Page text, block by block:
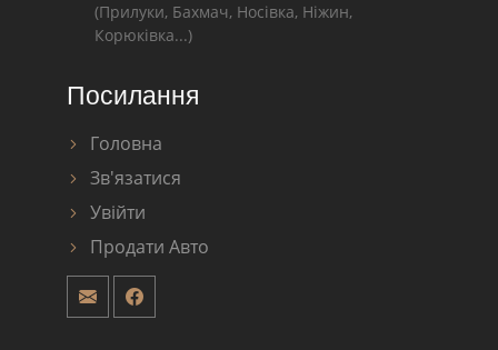
(Прилуки, Бахмач, Носівка, Ніжин,
Корюківка...)
Посилання
Головна
Зв'язатися
Увійти
Продати Авто